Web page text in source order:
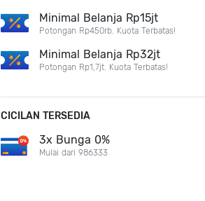
Minimal Belanja Rp15jt
Potongan Rp450rb. Kuota Terbatas!
Minimal Belanja Rp32jt
Potongan Rp1,7jt. Kuota Terbatas!
CICILAN TERSEDIA
3x Bunga 0%
Mulai dari 986333